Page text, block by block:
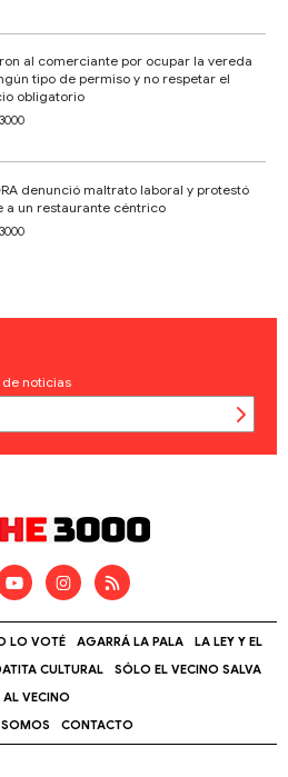
al comerciante por ocupar la vereda
tipo de permiso y no respetar el
obligatorio
denunció maltrato laboral y protestó
a un restaurante céntrico
de noticias
LO VOTÉ AGARRÁ LA PALA
LA LEY Y EL
CULTURAL
SÓLO EL VECINO SALVA
AL VECINO
SOMOS
CONTACTO